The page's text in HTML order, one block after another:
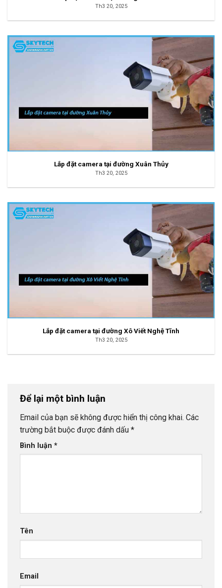
Th3 20, 2025
Lắp đặt camera tại đường Xuân Thủy
Th3 20, 2025
Lắp đặt camera tại đường Xô Viết Nghệ Tĩnh
Th3 20, 2025
Để lại một bình luận
Email của bạn sẽ không được hiển thị công khai. Các
trường bắt buộc được đánh dấu *
Bình luận *
Tên
Email